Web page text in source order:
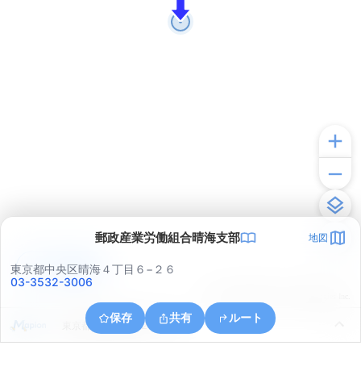
郵政産業労働組合晴海支部 地図
東京都中央区晴海４丁目６−２６
03-3532-3006
保存 共有 ルート
東京都江東区富岡２丁目８
アプリで見る